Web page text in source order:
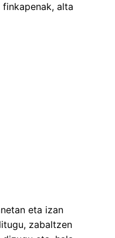
alta
eta izan
zabaltzen